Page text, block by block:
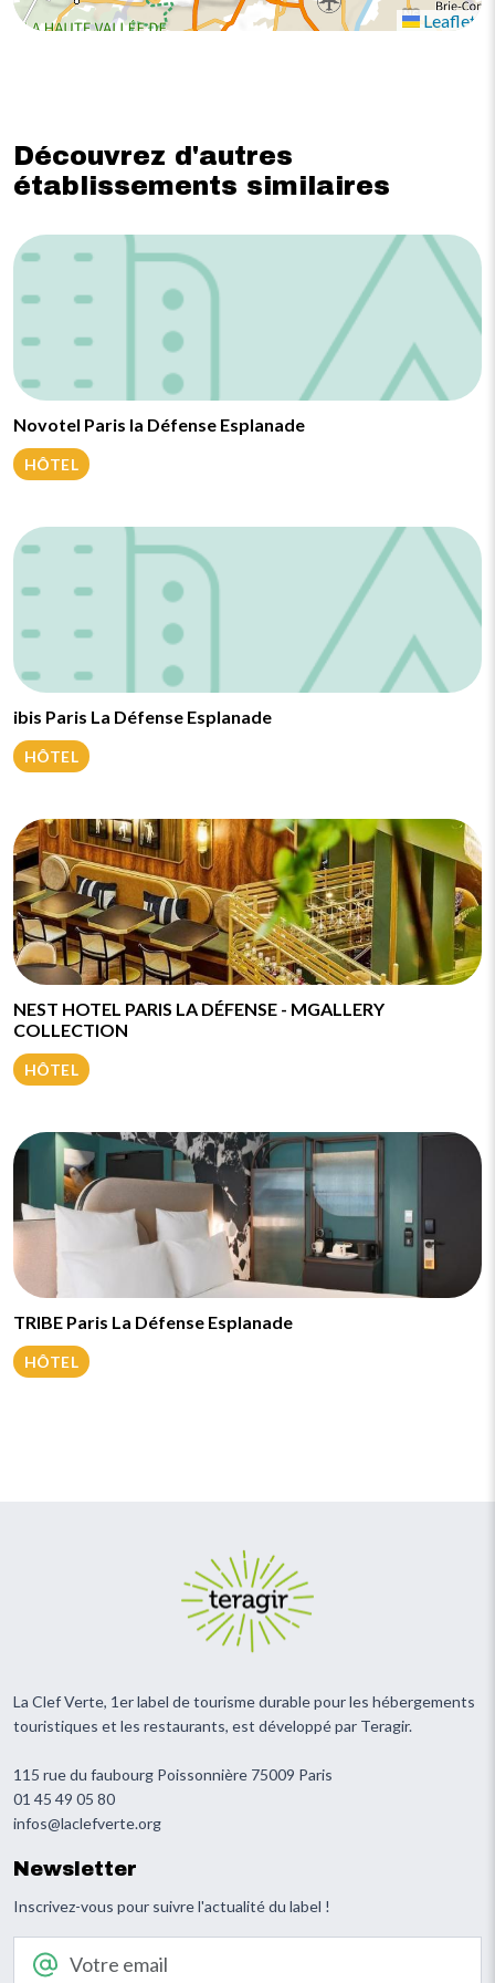
Leaflet
Découvrez d'autres
établissements similaires
Novotel Paris la Défense Esplanade
HÔTEL
ibis Paris La Défense Esplanade
HÔTEL
NEST HOTEL PARIS LA DÉFENSE - MGALLERY
COLLECTION
HÔTEL
TRIBE Paris La Défense Esplanade
HÔTEL
La Clef Verte, 1er label de tourisme durable pour les hébergements
touristiques et les restaurants, est développé par Teragir.
115 rue du faubourg Poissonnière 75009 Paris
01 45 49 05 80
infos@laclefverte.org
Newsletter
Inscrivez-vous pour suivre l'actualité du label !